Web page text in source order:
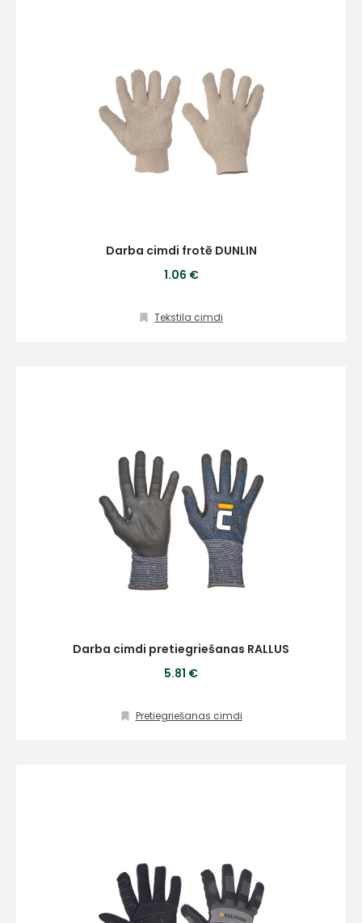
Darba cimdi frotē DUNLIN
1.06 €
Tekstila cimdi
Darba cimdi pretiegriešanas RALLUS
5.81 €
Pretiegriešanas cimdi
Sazinies
mums!
Atbildēsim
ātrāk
Kontakttālrunis
Sūtīt ziņojumu
+